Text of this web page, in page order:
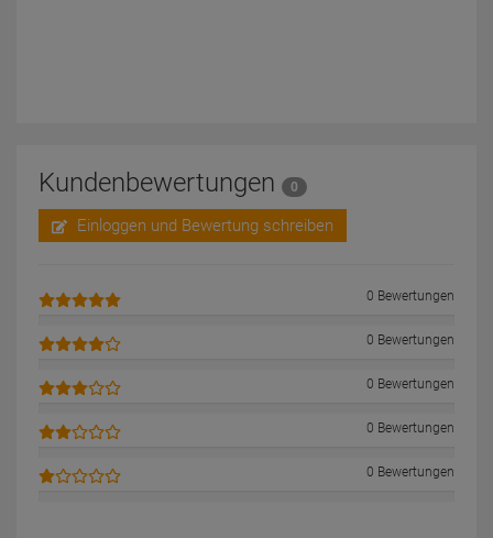
Kundenbewertungen 0
Einloggen und Bewertung schreiben
0 Bewertungen
0 Bewertungen
0 Bewertungen
0 Bewertungen
0 Bewertungen